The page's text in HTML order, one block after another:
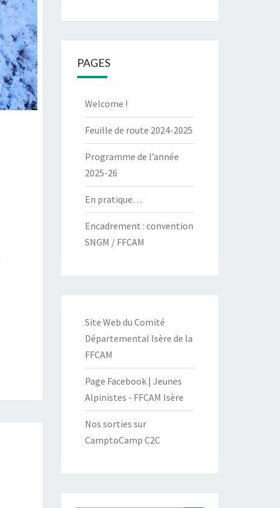
PAGES
Welcome !
Feuille de route 2024-2025
Programme de l’année
2025-26
En pratique…
Encadrement : convention
SNGM / FFCAM
Site Web du Comité
Départemental Isère de la
FFCAM
Page Facebook | Jeunes
Alpinistes - FFCAM Isère
Nos sorties sur
CamptoCamp C2C